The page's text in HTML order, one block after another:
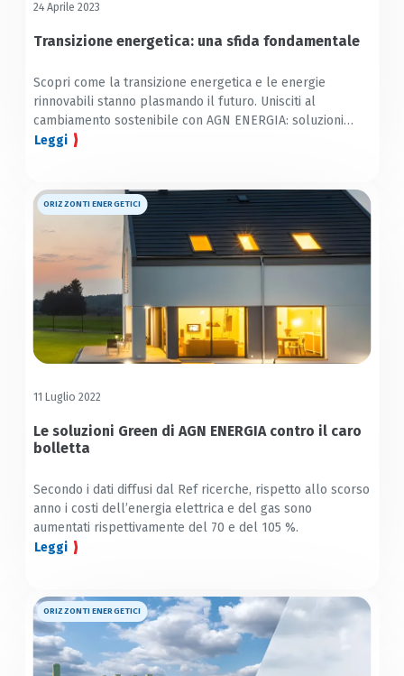
24 Aprile 2023
Transizione energetica: una sfida fondamentale
Scopri come la transizione energetica e le energie
rinnovabili stanno plasmando il futuro. Unisciti al
cambiamento sostenibile con AGN ENERGIA: soluzioni
green
Leggi
ORIZZONTI ENERGETICI
11 Luglio 2022
Le soluzioni Green di AGN ENERGIA contro il caro
bolletta
Secondo i dati diffusi dal Ref ricerche, rispetto allo scorso
anno i costi dell’energia elettrica e del gas sono
aumentati rispettivamente del 70 e del 105 %.
Leggi
ORIZZONTI ENERGETICI